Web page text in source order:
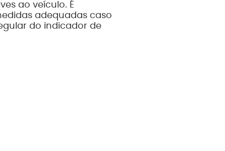
ao veículo. É
adequadas caso
do indicador de